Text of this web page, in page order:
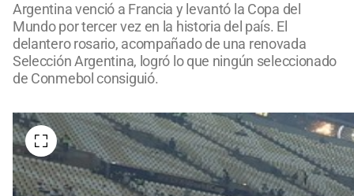
Argentina venció a Francia y levantó la Copa del
Mundo por tercer vez en la historia del país. El
delantero rosario, acompañado de una renovada
Selección Argentina, logró lo que ningún seleccionado
de Conmebol consiguió.